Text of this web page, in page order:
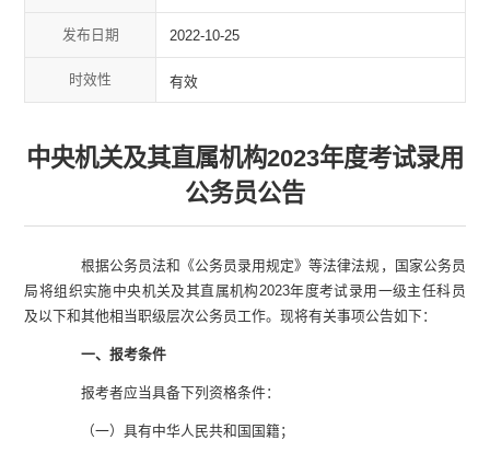
发布日期 2022-10-25
时效性 有效
中央机关及其直属机构2023年度考试录用
公务员公告
根据公务员法和《公务员录用规定》等法律法规，国家公务员
局将组织实施中央机关及其直属机构2023年度考试录用一级主任科员
及以下和其他相当职级层次公务员工作。现将有关事项公告如下：
一、报考条件
报考者应当具备下列资格条件：
（一）具有中华人民共和国国籍；